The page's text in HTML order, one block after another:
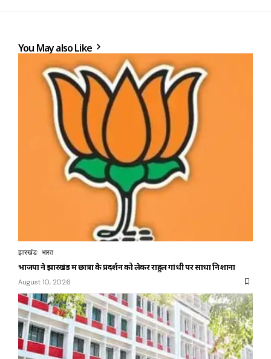
You May also Like
झारखंड भारत
भाजपा ने झारखंड में छात्रों के प्रदर्शन को लेकर राहुल गांधी पर साधा निशाना
August 10, 2026